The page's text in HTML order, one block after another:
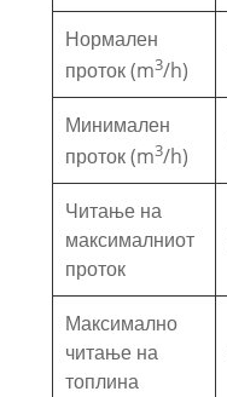
Нормален
проток (m3/h)
Минимален
проток (m3/h)
Читање на
максималниот
проток
Максимално
читање на
топлина